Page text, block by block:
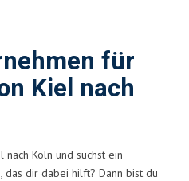
für
Kiel nach
Köln und suchst ein
das dir dabei hilft? Dann bist du